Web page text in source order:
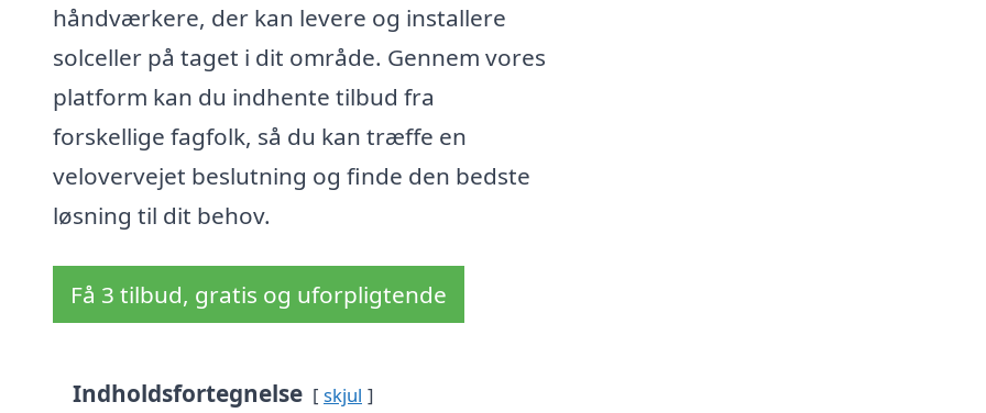
håndværkere, der kan levere og installere
solceller på taget i dit område. Gennem vores
platform kan du indhente tilbud fra
forskellige fagfolk, så du kan træffe en
velovervejet beslutning og finde den bedste
løsning til dit behov.
Få 3 tilbud, gratis og uforpligtende
Indholdsfortegnelse skjul